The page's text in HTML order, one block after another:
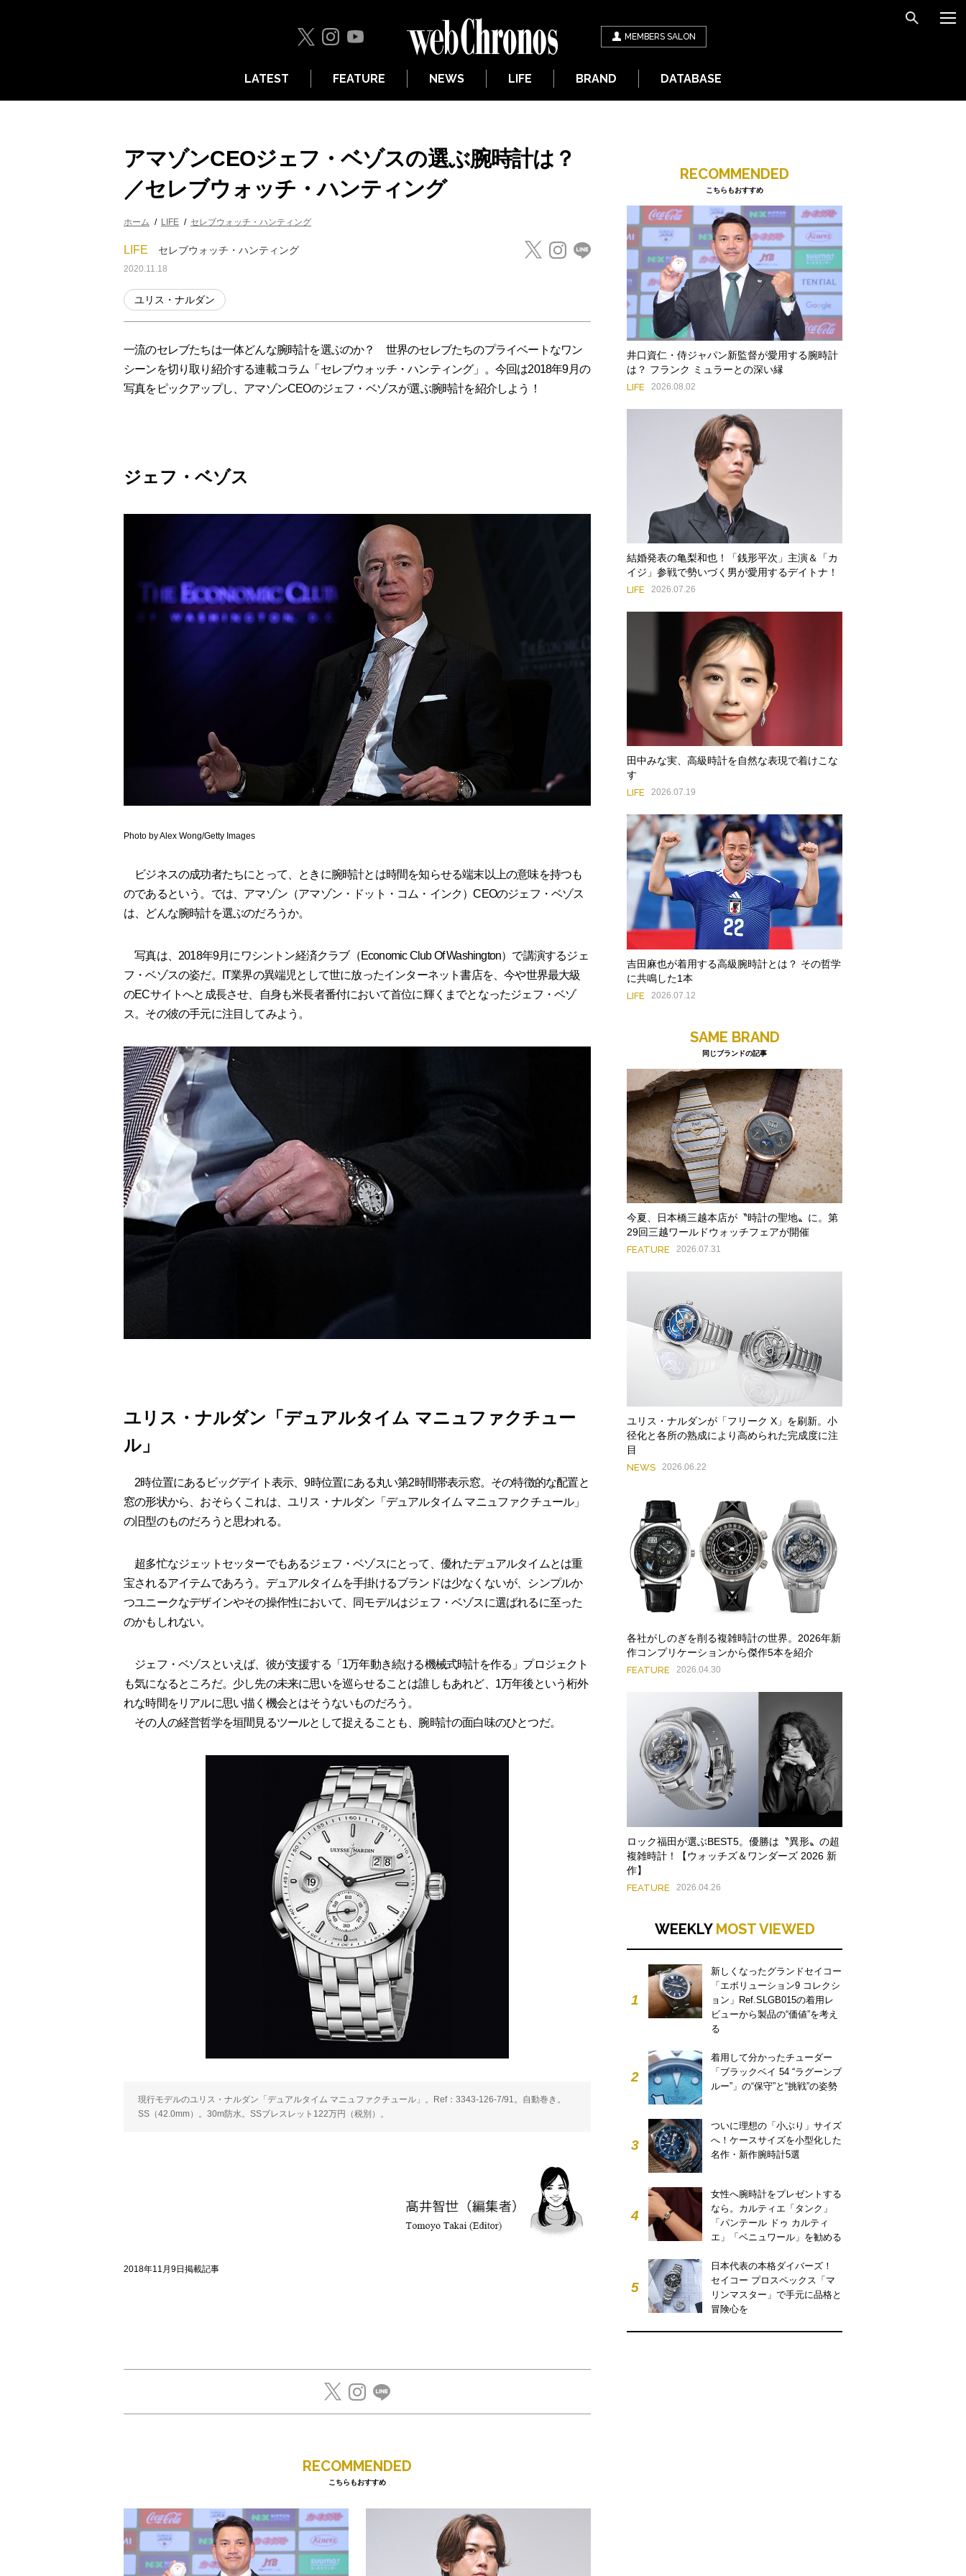
MEMBERS SALON
LATEST FEATURE NEWS LIFE BRAND DATABASE
アマゾンCEOジェフ・ベゾスの選ぶ腕時計は？
／セレブウォッチ・ハンティング
ホーム LIFE セレブウォッチ・ハンティング
LIFE セレブウォッチ・ハンティング
2020.11.18
ユリス・ナルダン
一流のセレブたちは一体どんな腕時計を選ぶのか？ 世界のセレブたちのプライベートなワン
シーンを切り取り紹介する連載コラム「セレブウォッチ・ハンティング」。今回は2018年9月の
写真をピックアップし、アマゾンCEOのジェフ・ベゾスが選ぶ腕時計を紹介しよう！
ジェフ・ベゾス
Photo by Alex Wong/Getty Images
ビジネスの成功者たちにとって、ときに腕時計とは時間を知らせる端末以上の意味を持つも
のであるという。では、アマゾン（アマゾン・ドット・コム・インク）CEOのジェフ・ベゾス
は、どんな腕時計を選ぶのだろうか。
写真は、2018年9月にワシントン経済クラブ（Economic Club Of Washington）で講演するジェ
フ・ベゾスの姿だ。IT業界の異端児として世に放ったインターネット書店を、今や世界最大級
のECサイトへと成長させ、自身も米長者番付において首位に輝くまでとなったジェフ・ベゾ
ス。その彼の手元に注目してみよう。
ユリス・ナルダン「デュアルタイム マニュファクチュー
ル」
2時位置にあるビッグデイト表示、9時位置にある丸い第2時間帯表示窓。その特徴的な配置と
窓の形状から、おそらくこれは、ユリス・ナルダン「デュアルタイム マニュファクチュール」
の旧型のものだろうと思われる。
超多忙なジェットセッターでもあるジェフ・ベゾスにとって、優れたデュアルタイムとは重
宝されるアイテムであろう。デュアルタイムを手掛けるブランドは少なくないが、シンプルか
つユニークなデザインやその操作性において、同モデルはジェフ・ベゾスに選ばれるに至った
のかもしれない。
ジェフ・ベゾスといえば、彼が支援する「1万年動き続ける機械式時計を作る」プロジェクト
も気になるところだ。少し先の未来に思いを巡らせることは誰しもあれど、1万年後という桁外
れな時間をリアルに思い描く機会とはそうないものだろう。
その人の経営哲学を垣間見るツールとして捉えることも、腕時計の面白味のひとつだ。
現行モデルのユリス・ナルダン「デュアルタイム マニュファクチュール」。Ref：3343-126-7/91。自動巻き。
SS（42.0mm）。30m防水。SSブレスレット122万円（税別）。
2018年11月9日掲載記事
RECOMMENDED
こちらもおすすめ
RECOMMENDED
こちらもおすすめ
井口資仁・侍ジャパン新監督が愛用する腕時計
は？ フランク ミュラーとの深い縁
LIFE 2026.08.02
結婚発表の亀梨和也！「銭形平次」主演＆「カ
イジ」参戦で勢いづく男が愛用するデイトナ！
LIFE 2026.07.26
田中みな実、高級時計を自然な表現で着けこな
す
LIFE 2026.07.19
吉田麻也が着用する高級腕時計とは？ その哲学
に共鳴した1本
LIFE 2026.07.12
SAME BRAND
同じブランドの記事
今夏、日本橋三越本店が〝時計の聖地〟に。第
29回三越ワールドウォッチフェアが開催
FEATURE 2026.07.31
ユリス・ナルダンが「フリーク X」を刷新。小
径化と各所の熟成により高められた完成度に注
目
NEWS 2026.06.22
各社がしのぎを削る複雑時計の世界。2026年新
作コンプリケーションから傑作5本を紹介
FEATURE 2026.04.30
ロック福田が選ぶBEST5。優勝は〝異形〟の超
複雑時計！【ウォッチズ＆ワンダーズ 2026 新
作】
FEATURE 2026.04.26
WEEKLY MOST VIEWED
1
新しくなったグランドセイコー
「エボリューション9 コレクシ
ョン」Ref.SLGB015の着用レ
ビューから製品の“価値”を考え
る
2
着用して分かったチューダー
「ブラックベイ 54 “ラグーンブ
ルー”」の“保守”と“挑戦”の姿勢
3
ついに理想の「小ぶり」サイズ
へ！ケースサイズを小型化した
名作・新作腕時計5選
4
女性へ腕時計をプレゼントする
なら。カルティエ「タンク」
「パンテール ドゥ カルティ
エ」「ベニュワール」を勧める
5
日本代表の本格ダイバーズ！
セイコー プロスペックス「マ
リンマスター」で手元に品格と
冒険心を